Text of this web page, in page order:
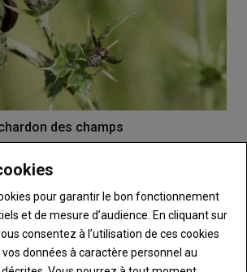
des champs
(DFE) afin de toucher un…
pour garantir le bon fonctionnement
et de mesure d’audience. En cliquant sur
consentez à l’utilisation de ces cookies
données à caractère personnel au